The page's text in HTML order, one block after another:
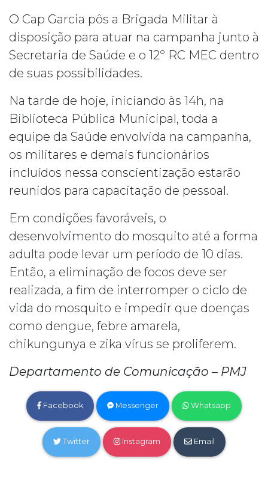
O Cap Garcia pôs a Brigada Militar à
disposição para atuar na campanha junto à
Secretaria de Saúde e o 12º RC MEC dentro
de suas possibilidades.
Na tarde de hoje, iniciando às 14h, na
Biblioteca Pública Municipal, toda a
equipe da Saúde envolvida na campanha,
os militares e demais funcionários
incluídos nessa conscientização estarão
reunidos para capacitação de pessoal.
Em condições favoráveis, o
desenvolvimento do mosquito até a forma
adulta pode levar um período de 10 dias.
Então, a eliminação de focos deve ser
realizada, a fim de interromper o ciclo de
vida do mosquito e impedir que doenças
como dengue, febre amarela,
chikungunya e zika vírus se proliferem.
Departamento de Comunicação – PMJ
Facebook Messenger Whatsapp
Twitter Instagram Email